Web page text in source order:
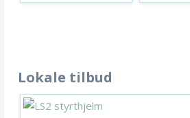
Lokale tilbud